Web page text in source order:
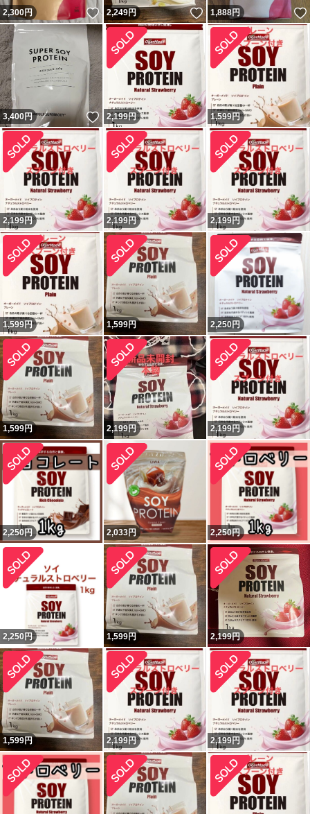
2,300円 いいね！
2,249円 いいね！
1,888円
3,400円 いいね！
2,199円 1,599円
2,199円 2,199円 2,199円
1,599円 1,599円 2,250 円
1,599円 2,199円 2,199円
2,250円 2,033円 2,250円
2,250 円 1,599円 2,199円
1,599円 2,199円 2,199円